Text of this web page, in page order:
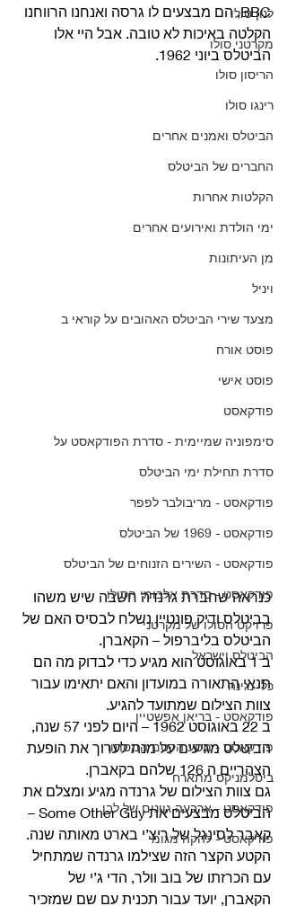
לנון סולו
מקרטני סולו
הריסון סולו
רינגו סולו
הביטלס ואמנים אחרים
החברים של הביטלס
הקלטות אחרות
ימי הולדת ואירועים אחרים
מן העיתונות
ויניל
מצעד שירי הביטלס האהובים על קוראי ב
פוסט אורח
פוסט אישי
פודקאסט
סימפוניה שמיימית - סדרת הפודקאסט על
סדרת תחילת ימי הביטלס
פודקאסט - מריבולבר לפפר
פודקאסט - 1969 של הביטלס
פודקאסט - השירים הזנוחים של הביטלס
פודקאסט - סדרת אלבומי הסולו
פרויקט הסולו של מקרטני
הביטלס וישראל
כלי נגינה
פודקאסט - בריאן אפשטיין
פודקאסט - מסע הקסם המסתורי
ביטלמניקס מתארח
פודקאסט - ארבעה גוונים של לבן
פודקאסט - להקה מגומי
BBC, הם מבצעים לו גרסה ואנחנו הרווחנו
הקלטה באיכות לא טובה. אבל היי אלו
הביטלס ביוני 1962.
כנראה שחברת גרנדה חשבה שיש משהו
בביטלס ודיק פונטיין נשלח לבסיס האם של
הביטלס בליברפול – הקאברן.
ב 1 באוגוסט הוא מגיע כדי לבדוק מה הם
תנאי התאורה במועדון והאם יתאימו עבור
צוות הצילום שמתועד להגיע.
ב 22 באוגוסט 1962 – היום לפני 57 שנה,
הביטלס מגיעים על מנת לערוך את הופעת
הצהריים ה 126 שלהם בקאברן.
גם צוות הצילום של גרנדה מגיע ומצלם את
הביטלס מבצעים את Some Other Guy –
קאבר לסינגל של ריצ’י בארט מאותה שנה.
הקטע הקצר הזה שצילמו גרנדה שמתחיל
עם הכרזתו של בוב וולר, הדי ג’י של
הקאברן, יועד עבור תכנית עם שם שמזכיר